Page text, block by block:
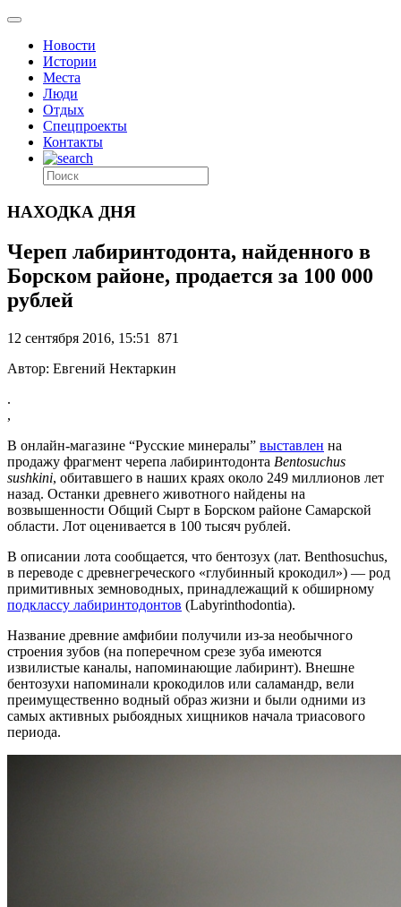
Новости
Истории
Места
Люди
Отдых
Спецпроекты
Контакты
НАХОДКА ДНЯ
Череп лабиринтодонта, найденного в
Борском районе, продается за 100 000
рублей
12 сентября 2016, 15:51
871
Автор: Евгений Нектаркин
.
,
В онлайн-магазине “Русские минералы” выставлен на
продажу фрагмент черепа лабиринтодонта Bentosuchus
sushkini, обитавшего в наших краях около 249 миллионов лет
назад. Останки древнего животного найдены на
возвышенности Общий Сырт в Борском районе Самарской
области. Лот оценивается в 100 тысяч рублей.
В описании лота сообщается, что бентозух (лат. Benthosuchus,
в переводе с древнегреческого «глубинный крокодил») — род
примитивных земноводных, принадлежащий к обширному
подклассу лабиринтодонтов (Labyrinthodontia).
Название древние амфибии получили из-за необычного
строения зубов (на поперечном срезе зуба имеются
извилистые каналы, напоминающие лабиринт). Внешне
бентозухи напоминали крокодилов или саламандр, вели
преимущественно водный образ жизни и были одними из
самых активных рыбоядных хищников начала триасового
периода.